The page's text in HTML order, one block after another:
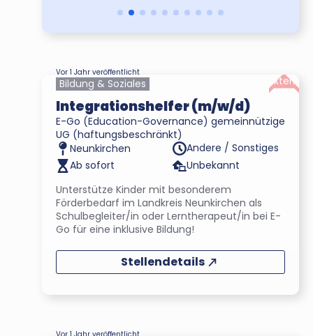
Vor 1 Jahr veröffentlicht
Bildung & Soziales
Integrationshelfer (m/w/d)
E-Go (Education-Governance) gemeinnützige
UG (haftungsbeschränkt)
Neunkirchen
Andere / Sonstiges
Ab sofort
Unbekannt
Unterstütze Kinder mit besonderem
Förderbedarf im Landkreis Neunkirchen als
Schulbegleiter/in oder Lerntherapeut/in bei E-
Go für eine inklusive Bildung!
Extern
Stellendetails